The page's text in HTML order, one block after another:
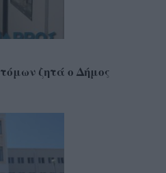
ζητά ο Δήμος